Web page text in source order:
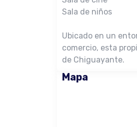
Sala de niños
Ubicado en un
comercio, esta
de Chiguayante.
Mapa